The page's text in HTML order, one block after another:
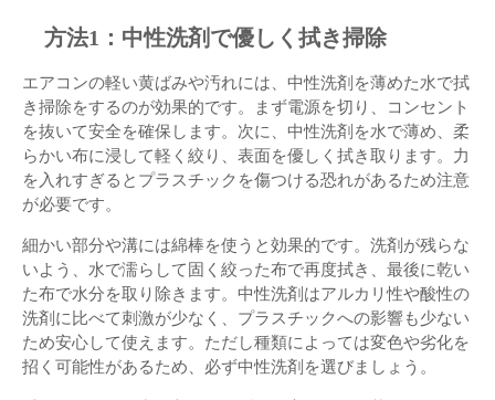
方法1：中性洗剤で優しく拭き掃除
エアコンの軽い黄ばみや汚れには、中性洗剤を薄めた水で拭
き掃除をするのが効果的です。まず電源を切り、コンセント
を抜いて安全を確保します。次に、中性洗剤を水で薄め、柔
らかい布に浸して軽く絞り、表面を優しく拭き取ります。力
を入れすぎるとプラスチックを傷つける恐れがあるため注意
が必要です。
細かい部分や溝には綿棒を使うと効果的です。洗剤が残らな
いよう、水で濡らして固く絞った布で再度拭き、最後に乾い
た布で水分を取り除きます。中性洗剤はアルカリ性や酸性の
洗剤に比べて刺激が少なく、プラスチックへの影響も少ない
ため安心して使えます。ただし種類によっては変色や劣化を
招く可能性があるため、必ず中性洗剤を選びましょう。